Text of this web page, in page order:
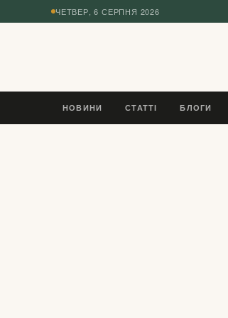
ЧЕТВЕР, 6 СЕРПНЯ 2026
НОВИНИ СТАТТІ БЛОГИ